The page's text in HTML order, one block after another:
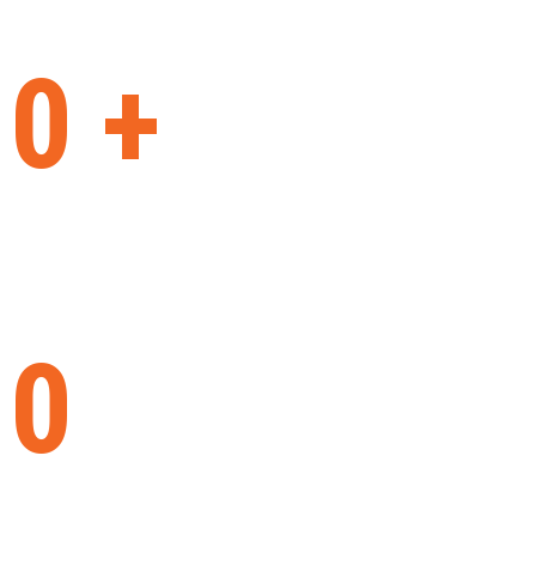
Automatyzacja
produkcji